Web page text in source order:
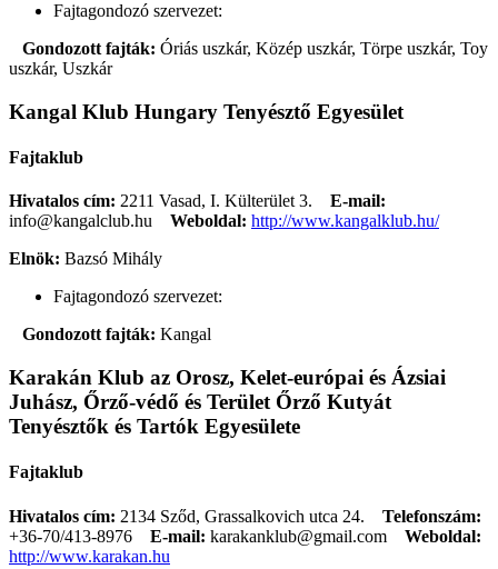
Fajtagondozó szervezet:
Gondozott fajták: Óriás uszkár, Közép uszkár, Törpe uszkár, Toy
uszkár, Uszkár
Kangal Klub Hungary Tenyésztő Egyesület
Fajtaklub
Hivatalos cím: 2211 Vasad, I. Külterület 3. E-mail:
info@kangalclub.hu
Weboldal: http://www.kangalklub.hu/
Elnök: Bazsó Mihály
Fajtagondozó szervezet:
Gondozott fajták: Kangal
Karakán Klub az Orosz, Kelet-európai és Ázsiai
Juhász, Őrző-védő és Terület Őrző Kutyát
Tenyésztők és Tartók Egyesülete
Fajtaklub
Hivatalos cím: 2134 Sződ, Grassalkovich utca 24. Telefonszám:
+36-70/413-8976
E-mail: karakanklub@gmail.com
Weboldal:
http://www.karakan.hu